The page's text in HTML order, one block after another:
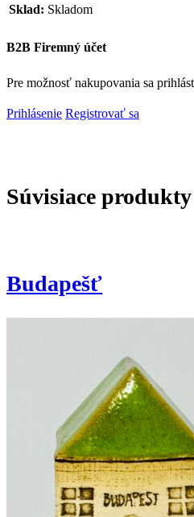
Sklad: Skladom
B2B Firemný účet
Pre možnosť nakupovania sa
Prihlásenie Registrovať sa
Súvisiace produkty
Budapešť